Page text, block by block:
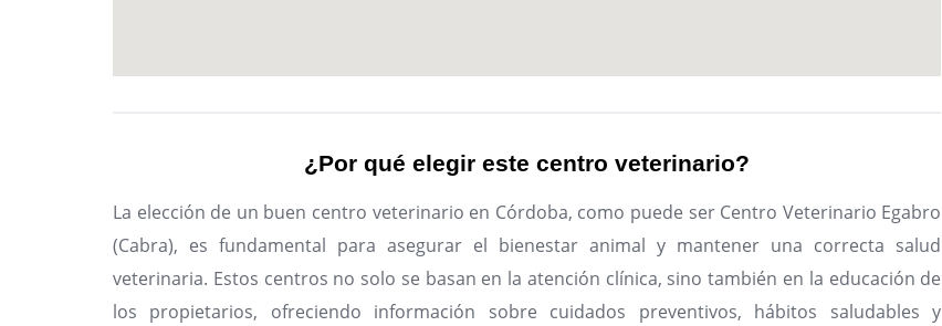
¿Por qué elegir este centro veterinario?
La elección de un buen centro veterinario en Córdoba, como puede ser Centro Veterinario Egabro
(Cabra), es fundamental para asegurar el bienestar animal y mantener una correcta salud
veterinaria. Estos centros no solo se basan en la atención clínica, sino también en la educación de
los propietarios, ofreciendo información sobre cuidados preventivos, hábitos saludables y